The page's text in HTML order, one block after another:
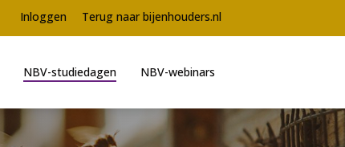
NBV-studiedagen NBV-webinars
Meta
navigation
Inloggen Terug naar bijenhouders.nl